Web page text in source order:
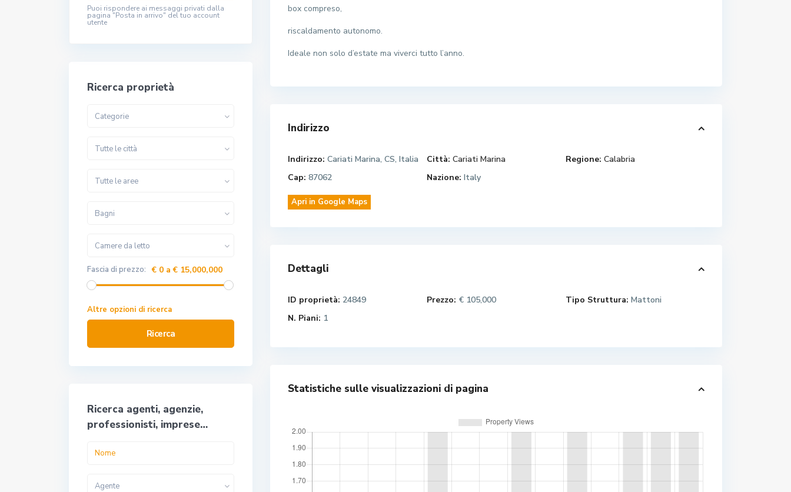
box compreso,
riscaldamento autonomo.
Ideale non solo d’estate ma viverci tutto l’anno.
Indirizzo
Indirizzo: Cariati Marina, CS, Italia Città: Cariati Marina Regione: Calabria
Cap: 87062 Nazione: Italy
Apri in Google Maps
Dettagli
ID proprietà: 24849 Prezzo: € 105,000 Tipo Struttura: Mattoni
N. Piani: 1
Statistiche sulle visualizzazioni di pagina
Puoi rispondere ai messaggi privati ​​dalla
pagina "Posta in arrivo" del tuo account
utente
Ricerca proprietà
Categorie
Tutte le città
Tutte le aree
Bagni
Camere da letto
Fascia di prezzo: € 0 a € 15,000,000
Altre opzioni di ricerca
Ricerca
Ricerca agenti, agenzie,
professionisti, imprese…
Agente